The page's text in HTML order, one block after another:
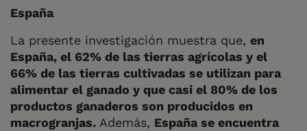
España
La presente investigación muestra que, en
España, el 62% de las tierras agrícolas y el
66% de las tierras cultivadas se utilizan para
alimentar el ganado y que casi el 80% de los
productos ganaderos son producidos en
macrogranjas. Además, España se encuentra